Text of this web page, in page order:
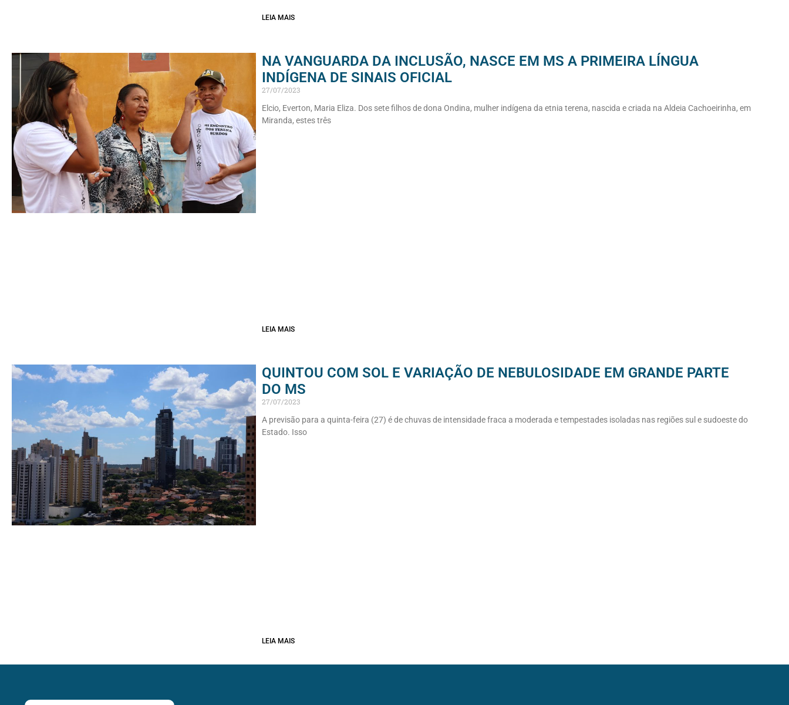
LEIA MAIS
NA VANGUARDA DA INCLUSÃO, NASCE EM MS A PRIMEIRA LÍNGUA
INDÍGENA DE SINAIS OFICIAL
27/07/2023
Elcio, Everton, Maria Eliza. Dos sete filhos de dona Ondina, mulher indígena da etnia terena, nascida e criada na Aldeia Cachoeirinha, em
Miranda, estes três
LEIA MAIS
QUINTOU COM SOL E VARIAÇÃO DE NEBULOSIDADE EM GRANDE PARTE
DO MS
27/07/2023
A previsão para a quinta-feira (27) é de chuvas de intensidade fraca a moderada e tempestades isoladas nas regiões sul e sudoeste do
Estado. Isso
LEIA MAIS